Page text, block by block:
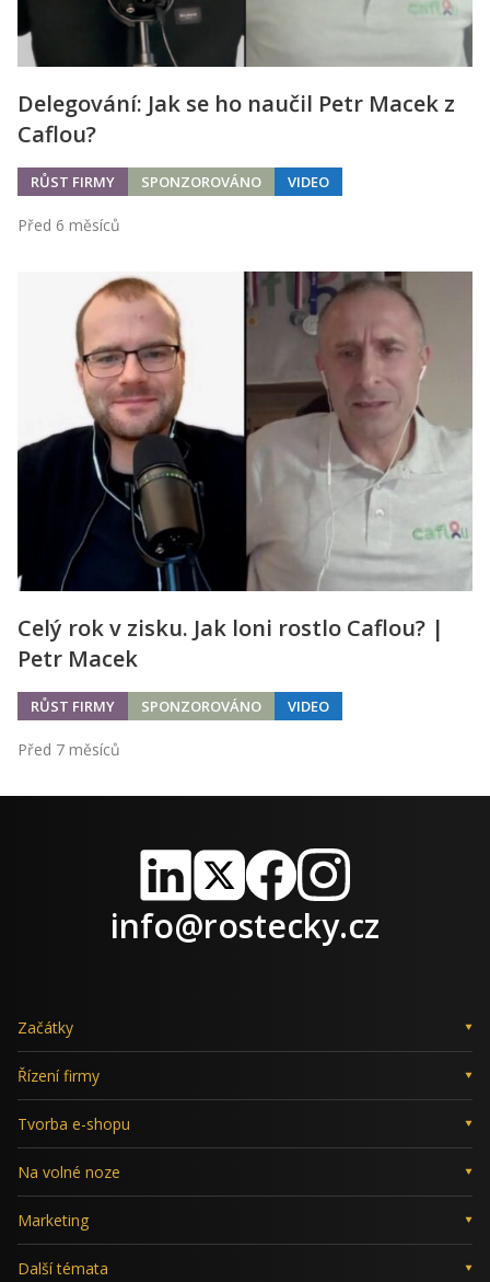
Delegování: Jak se ho naučil Petr Macek z
Caflou?
RŮST FIRMY SPONZOROVÁNO VIDEO
Před 6 měsíců
Celý rok v zisku. Jak loni rostlo Caflou? |
Petr Macek
RŮST FIRMY SPONZOROVÁNO VIDEO
Před 7 měsíců
LinkedIn
X FacebookInstagram
info@rostecky.cz
Začátky
Řízení firmy
Tvorba e-shopu
Na volné noze
Marketing
Další témata